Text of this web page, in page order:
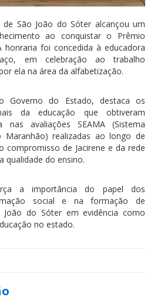
São João do Sóter alcançou um
ao conquistar o Prêmio
honraria foi concedida à educadora
em celebração ao trabalho
ela na área da alfabetização.
Governo do Estado, destaca os
da educação que obtiveram
nas avaliações SEAMA (Sistema
Maranhão) realizadas ao longo de
compromisso de Jacirene e da rede
qualidade do ensino.
a importância do papel dos
social e na formação de
João do Sóter em evidência como
no estado.